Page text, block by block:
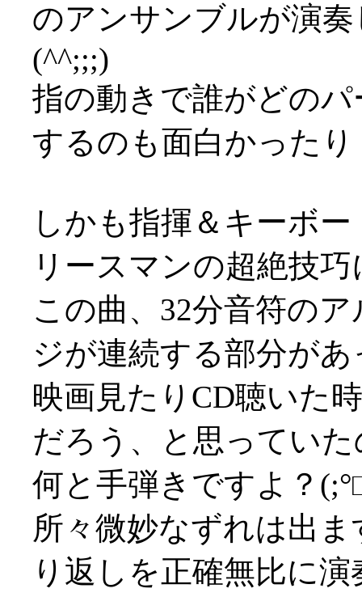
のアンサンブルが演
(^^;;;)
指の動きで誰がどの
するのも面白かったり
しかも指揮＆キーボ
リースマンの超絶技
この曲、32分音符の
ジが連続する部分があ
映画見たりCD聴いた
だろう、と思ってい
何と手弾きですよ？
所々微妙なずれは出
り返しを正確無比に